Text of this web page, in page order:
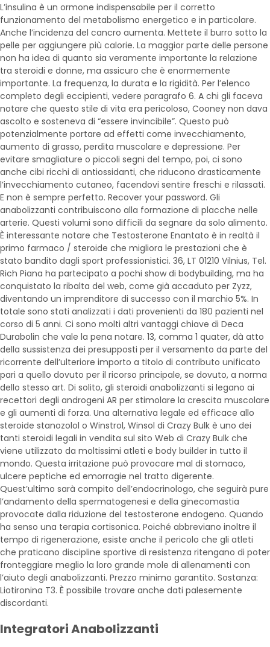
L’insulina è un ormone indispensabile per il corretto
funzionamento del metabolismo energetico e in particolare.
Anche l’incidenza del cancro aumenta. Mettete il burro sotto la
pelle per aggiungere più calorie. La maggior parte delle persone
non ha idea di quanto sia veramente importante la relazione
tra steroidi e donne, ma assicuro che è enormemente
importante. La frequenza, la durata e la rigidità. Per l’elenco
completo degli eccipienti, vedere paragrafo 6. A chi gli faceva
notare che questo stile di vita era pericoloso, Cooney non dava
ascolto e sosteneva di “essere invincibile”. Questo può
potenzialmente portare ad effetti come invecchiamento,
aumento di grasso, perdita muscolare e depressione. Per
evitare smagliature o piccoli segni del tempo, poi, ci sono
anche cibi ricchi di antiossidanti, che riducono drasticamente
l’invecchiamento cutaneo, facendovi sentire freschi e rilassati.
E non è sempre perfetto. Recover your password. Gli
anabolizzanti contribuiscono alla formazione di placche nelle
arterie. Questi volumi sono difficili da segnare da solo alimento.
È interessante notare che Testosterone Enantato è in realtà il
primo farmaco / steroide che migliora le prestazioni che è
stato bandito dagli sport professionistici. 36, LT 01210 Vilnius, Tel.
Rich Piana ha partecipato a pochi show di bodybuilding, ma ha
conquistato la ribalta del web, come già accaduto per Zyzz,
diventando un imprenditore di successo con il marchio 5%. In
totale sono stati analizzati i dati provenienti da 180 pazienti nel
corso di 5 anni. Ci sono molti altri vantaggi chiave di Deca
Durabolin che vale la pena notare. 13, comma 1 quater, dà atto
della sussistenza dei presupposti per il versamento da parte del
ricorrente dell’ulteriore importo a titolo di contributo unificato
pari a quello dovuto per il ricorso principale, se dovuto, a norma
dello stesso art. Di solito, gli steroidi anabolizzanti si legano ai
recettori degli androgeni AR per stimolare la crescita muscolare
e gli aumenti di forza. Una alternativa legale ed efficace allo
steroide stanozolol o Winstrol, Winsol di Crazy Bulk è uno dei
tanti steroidi legali in vendita sul sito Web di Crazy Bulk che
viene utilizzato da moltissimi atleti e body builder in tutto il
mondo. Questa irritazione può provocare mal di stomaco,
ulcere peptiche ed emorragie nel tratto digerente.
Quest’ultimo sarà compito dell’endocrinologo, che seguirà pure
l’andamento della spermatogenesi e della ginecomastia
provocate dalla riduzione del testosterone endogeno. Quando
ha senso una terapia cortisonica. Poiché abbreviano inoltre il
tempo di rigenerazione, esiste anche il pericolo che gli atleti
che praticano discipline sportive di resistenza ritengano di poter
fronteggiare meglio la loro grande mole di allenamenti con
l’aiuto degli anabolizzanti. Prezzo minimo garantito. Sostanza:
Liotironina T3. È possibile trovare anche dati palesemente
discordanti.
Integratori Anabolizzanti